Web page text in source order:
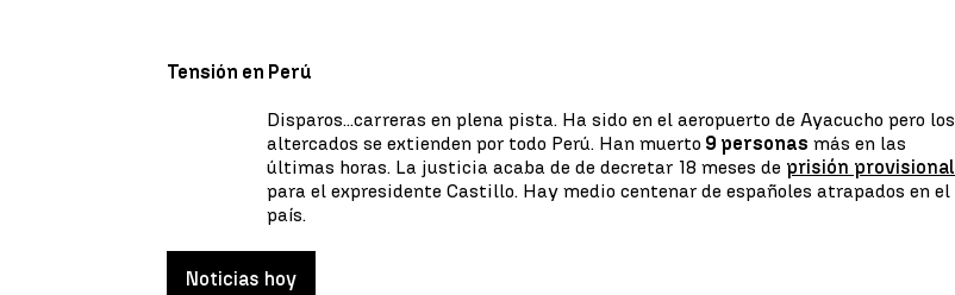
Tensión en Perú
Disparos...carreras en plena pista. Ha sido en el aeropuerto de Ayacucho pero los
altercados se extienden por todo Perú. Han muerto 9 personas más en las
últimas horas. La justicia acaba de de decretar 18 meses de prisión provisional
para el expresidente Castillo. Hay medio centenar de españoles atrapados en el
país.
Noticias hoy